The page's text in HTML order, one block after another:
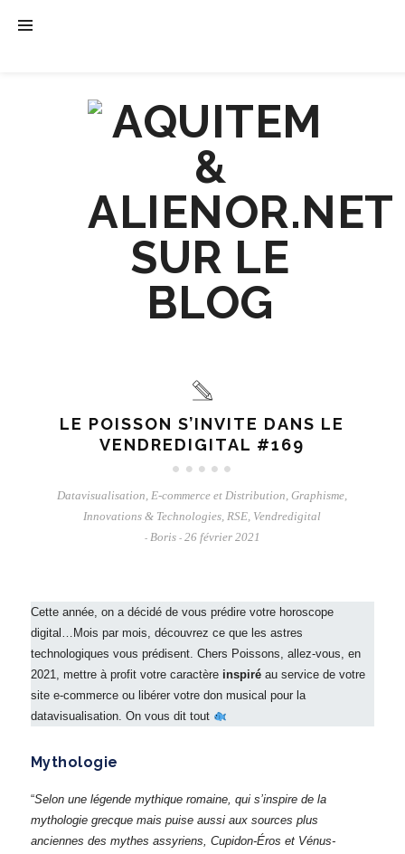
LE POISSON S’INVITE DANS LE
VENDREDIGITAL #169
Datavisualisation,E-commerce et Distribution,Graphisme,
Innovations & Technologies,RSE, Vendredigital
- Boris - 26 février 2021
Cette année, on a décidé de vous prédire votre horoscope
digital…Mois par mois, découvrez ce que les astres
technologiques vous prédisent. Chers Poissons, allez-vous, en
2021, mettre à profit votre caractère inspiréau service de votre
site e-commerce ou libérer votre don musical pour la
datavisualisation. On vous dit tout
Mythologie
“Selon une légende mythique romaine, qui s’inspire de la
mythologie grecque mais puise aussi aux sources plus
anciennes des mythes assyriens, Cupidon-Éros et Vénus-